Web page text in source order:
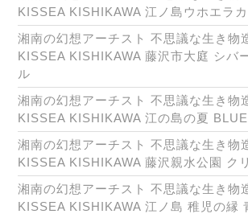
KISSEA KISHIKAWA 江ノ島ウホエラカ
湘南の幻想アーチスト 不思議な生き物
KISSEA KISHIKAWA 藤沢市大庭 シバ
ル
湘南の幻想アーチスト 不思議な生き物
KISSEA KISHIKAWA 江の島の夏
湘南の幻想アーチスト 不思議な生き物
KISSEA KISHIKAWA 藤沢親水公園 ク
湘南の幻想アーチスト 不思議な生き物
KISSEA KISHIKAWA 江ノ島 稚児の縁